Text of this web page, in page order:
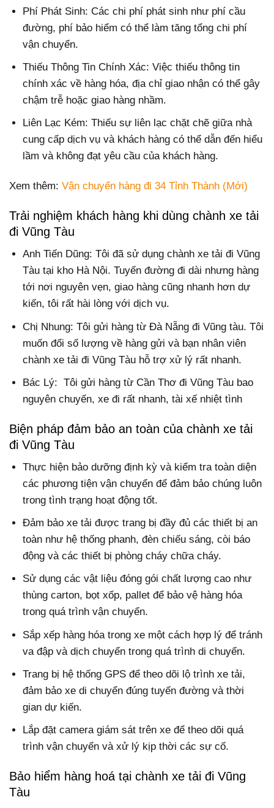
Phí Phát Sinh: Các chi phí phát sinh như phí cầu
đường, phí bảo hiểm có thể làm tăng tổng chi phí
vận chuyển.
Thiếu Thông Tin Chính Xác: Việc thiếu thông tin
chính xác về hàng hóa, địa chỉ giao nhận có thể gây
chậm trễ hoặc giao hàng nhầm.
Liên Lạc Kém: Thiếu sự liên lạc chặt chẽ giữa nhà
cung cấp dịch vụ và khách hàng có thể dẫn đến hiểu
lầm và không đạt yêu cầu của khách hàng.
Xem thêm: Vận chuyển hàng đi 34 Tỉnh Thành (Mới)
Trải nghiệm khách hàng khi dùng chành xe tải
đi Vũng Tàu
Anh Tiến Dũng: Tôi đã sử dụng chành xe tải đi Vũng
Tàu tại kho Hà Nội. Tuyến đường đi dài nhưng hàng
tới nơi nguyên vẹn, giao hàng cũng nhanh hơn dự
kiến, tôi rất hài lòng với dịch vụ.
Chị Nhung: Tôi gửi hàng từ Đà Nẵng đi Vũng tàu. Tôi
muốn đổi số lượng về hàng gửi và bạn nhân viên
chành xe tải đi Vũng Tàu hỗ trợ xử lý rất nhanh.
Bác Lý: Tôi gửi hàng từ Cần Thơ đi Vũng Tàu bao
nguyên chuyến, xe đi rất nhanh, tài xế nhiệt tình
Biện pháp đảm bảo an toàn của chành xe tải
đi Vũng Tàu
Thực hiện bảo dưỡng định kỳ và kiểm tra toàn diện
các phương tiện vận chuyển để đảm bảo chúng luôn
trong tình trạng hoạt động tốt.
Đảm bảo xe tải được trang bị đầy đủ các thiết bị an
toàn như hệ thống phanh, đèn chiếu sáng, còi báo
động và các thiết bị phòng cháy chữa cháy.
Sử dụng các vật liệu đóng gói chất lượng cao như
thùng carton, bọt xốp, pallet để bảo vệ hàng hóa
trong quá trình vận chuyển.
Sắp xếp hàng hóa trong xe một cách hợp lý để tránh
va đập và dịch chuyển trong quá trình di chuyển.
Trang bị hệ thống GPS để theo dõi lộ trình xe tải,
đảm bảo xe di chuyển đúng tuyến đường và thời
gian dự kiến.
Lắp đặt camera giám sát trên xe để theo dõi quá
trình vận chuyển và xử lý kịp thời các sự cố.
Bảo hiểm hàng hoá tại chành xe tải đi Vũng
Tàu